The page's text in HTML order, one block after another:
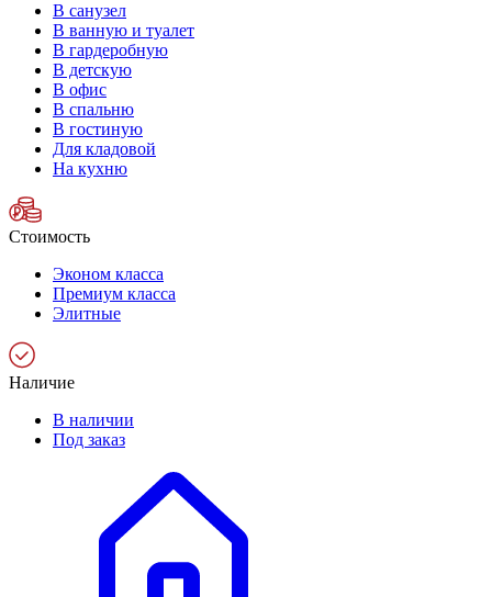
В санузел
В ванную и туалет
В гардеробную
В детскую
В офис
В спальню
В гостиную
Для кладовой
На кухню
Стоимость
Эконом класса
Премиум класса
Элитные
Наличие
В наличии
Под заказ